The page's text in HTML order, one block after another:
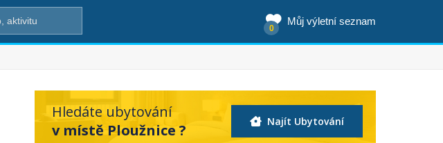
Můj výletní seznam
0
Hledáte ubytování
v místě Ploužnice ?
Najít Ubytování